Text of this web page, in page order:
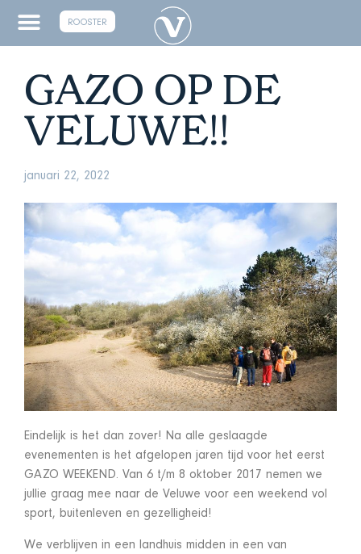
ROOSTER
GAZO OP DE
VELUWE!!
januari 22, 2022
Eindelijk is het dan zover! Na alle geslaagde
evenementen is het afgelopen jaren tijd voor het eerst
GAZO WEEKEND. Van 6 t/m 8 oktober 2017 nemen we
jullie graag mee naar de Veluwe voor een weekend vol
sport, buitenleven en gezelligheid!
We verblijven in een landhuis midden in een van